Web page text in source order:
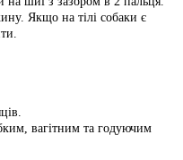
Якщо на тілі собаки є
вагітним та годуючим